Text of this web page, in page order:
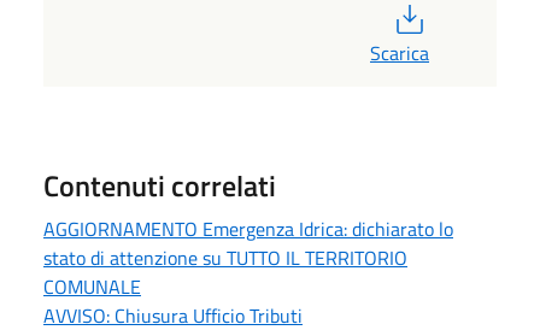
Scarica
Contenuti correlati
AGGIORNAMENTO Emergenza Idrica: dichiarato lo
stato di attenzione su TUTTO IL TERRITORIO
COMUNALE
AVVISO: Chiusura Ufficio Tributi